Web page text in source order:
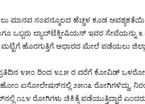
ಮಾನವ ಸಂಪನ್ಮೂಲದ ಹೆಚ್ಚಳ ಕೂಡ
ಒಬ್ಬರು ಲ್ಯಾಬ್‌ಟೆಕ್ನೀಷಿಯನ್ ಇವರ ಸೇವೆಯನ್ನು
ಮಟ್ಟಿಗೆ ಹೊರಗುತ್ತಿಗೆ ಆಧಾರದ ಮೇಲೆ ಪಡೆಯಲು
೪೫೦ ರಿಂದ ೪೭೫ ರ ವರೆಗೆ ಕೋವಿಡ್
ಹೋಂ ಐಸೋಲೇಷನ್‌ನಲ್ಲಿ ೨೫೧೩ ರೋಗಿಗಳಿದ್ದು,
೧೭೪ ರೋಗಿಗಳು ಚಿಕಿತ್ಸೆ ಪಡೆಯುತ್ತಿದ್ದಾರೆ